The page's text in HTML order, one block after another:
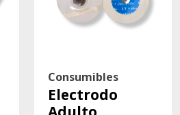
Consumibles
Electrodo